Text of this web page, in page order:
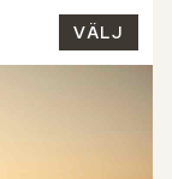
VÄLJ